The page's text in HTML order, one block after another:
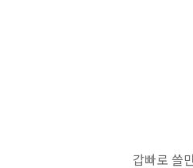
갑빠로 쓸